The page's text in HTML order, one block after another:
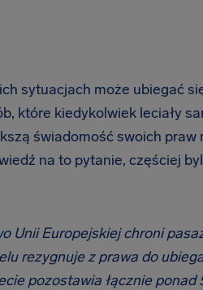
sytuacjach może ubiegać
które kiedykolwiek leciały
świadomość swoich
na to pytanie, częściej
Unii Europejskiej chroni
rezygnuje z prawa do
pozostawia łącznie